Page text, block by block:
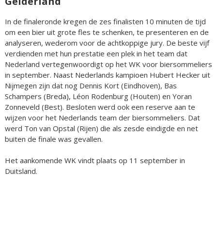
In de finaleronde kregen de zes finalisten 10 minuten de tijd
om een bier uit grote fles te schenken, te presenteren en de
analyseren, wederom voor de achtkoppige jury. De beste vijf
verdienden met hun prestatie een plek in het team dat
Nederland vertegenwoordigt op het WK voor biersommeliers
in september. Naast Nederlands kampioen Hubert Hecker uit
Nijmegen zijn dat nog Dennis Kort (Eindhoven), Bas
Schampers (Breda), Léon Rodenburg (Houten) en Yoran
Zonneveld (Best). Besloten werd ook een reserve aan te
wijzen voor het Nederlands team der biersommeliers. Dat
werd Ton van Opstal (Rijen) die als zesde eindigde en net
buiten de finale was gevallen.
Het aankomende WK vindt plaats op 11 september in
Duitsland.